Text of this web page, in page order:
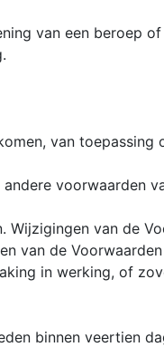
van een beroep
van
voorwaarden
van de
van de
in werking, of
binnen veertien